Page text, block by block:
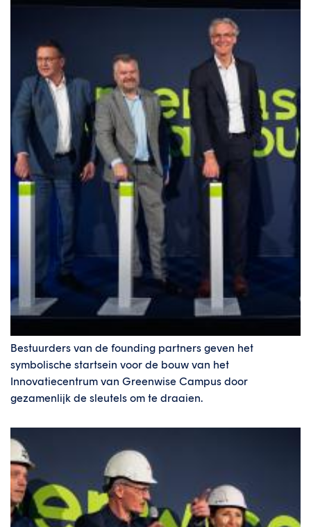
Bestuurders van de founding partners geven het
symbolische startsein voor de bouw van het
Innovatiecentrum van Greenwise Campus door
gezamenlijk de sleutels om te draaien.